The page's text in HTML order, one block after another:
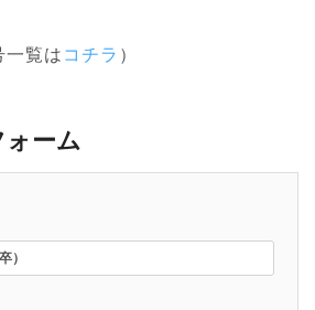
一覧は コチラ ）
ーム